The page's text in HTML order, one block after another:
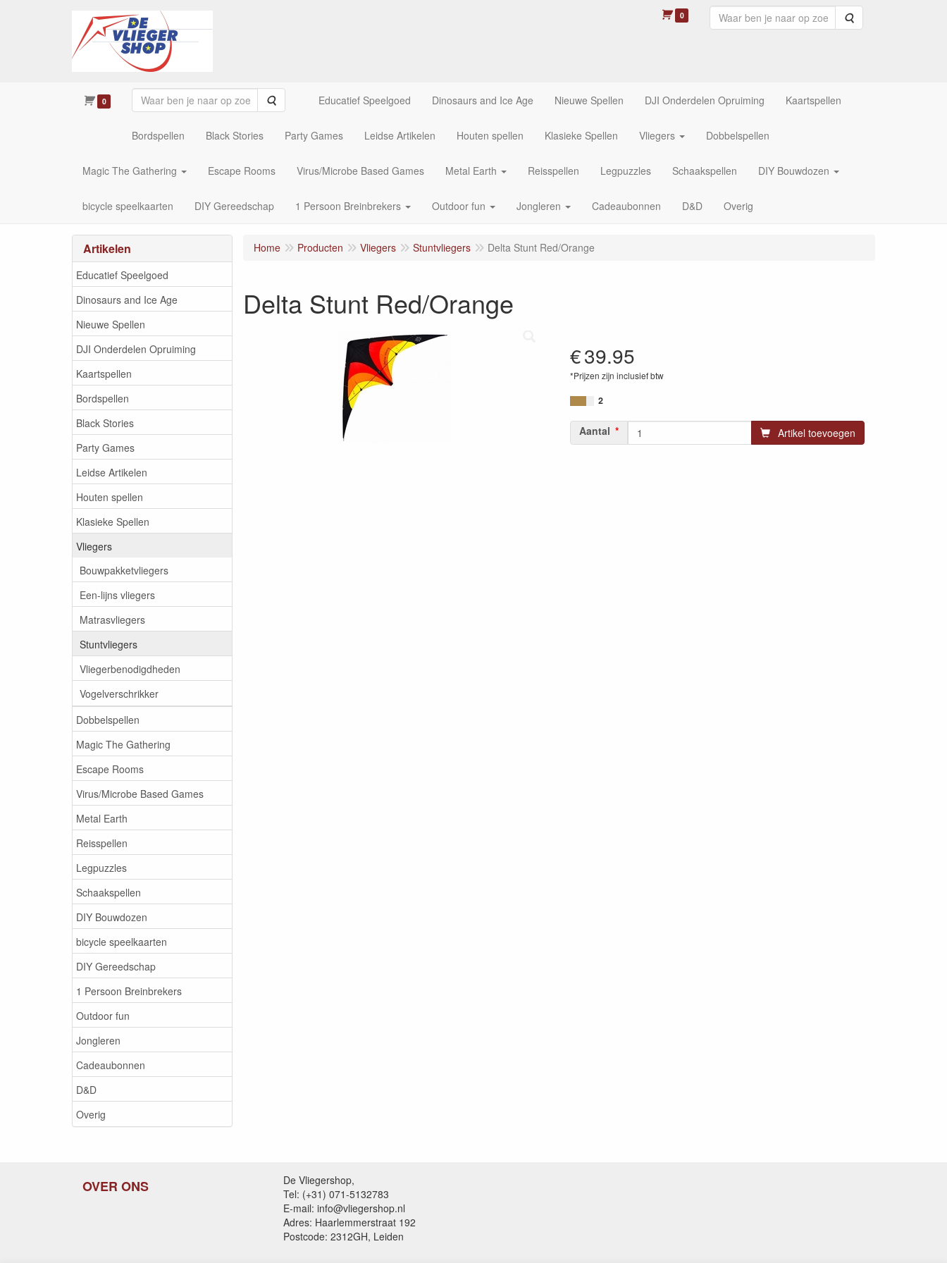
0 Zoeken
0 Zoeken Educatief Speelgoed Dinosaurs and Ice Age Nieuwe Spellen DJI Onderdelen Opruiming Kaartspellen
Bordspellen Black Stories Party Games Leidse Artikelen Houten spellen Klasieke Spellen Vliegers Dobbelspellen
Magic The Gathering Escape Rooms Virus/Microbe Based Games Metal Earth Reisspellen Legpuzzles Schaakspellen DIY Bouwdozen
bicycle speelkaarten DIY Gereedschap 1 Persoon Breinbrekers Outdoor fun Jongleren Cadeaubonnen D&D Overig
Artikelen
Educatief Speelgoed
Dinosaurs and Ice Age
Nieuwe Spellen
DJI Onderdelen Opruiming
Kaartspellen
Bordspellen
Black Stories
Party Games
Leidse Artikelen
Houten spellen
Klasieke Spellen
Vliegers
Bouwpakketvliegers
Een-lijns vliegers
Matrasvliegers
Stuntvliegers
Vliegerbenodigdheden
Vogelverschrikker
Dobbelspellen
Magic The Gathering
Escape Rooms
Virus/Microbe Based Games
Metal Earth
Reisspellen
Legpuzzles
Schaakspellen
DIY Bouwdozen
bicycle speelkaarten
DIY Gereedschap
1 Persoon Breinbrekers
Outdoor fun
Jongleren
Cadeaubonnen
D&D
Overig
Home Producten Vliegers Stuntvliegers Delta Stunt Red/Orange
Delta Stunt Red/Orange
€39.95
*Prijzen zijn inclusief btw
4041642155099
2
Aantal Artikel toevoegen
OVER ONS
De Vliegershop,
Tel: (+31) 071-5132783
E-mail: info@vliegershop.nl
Adres: Haarlemmerstraat 192
Postcode: 2312GH, Leiden